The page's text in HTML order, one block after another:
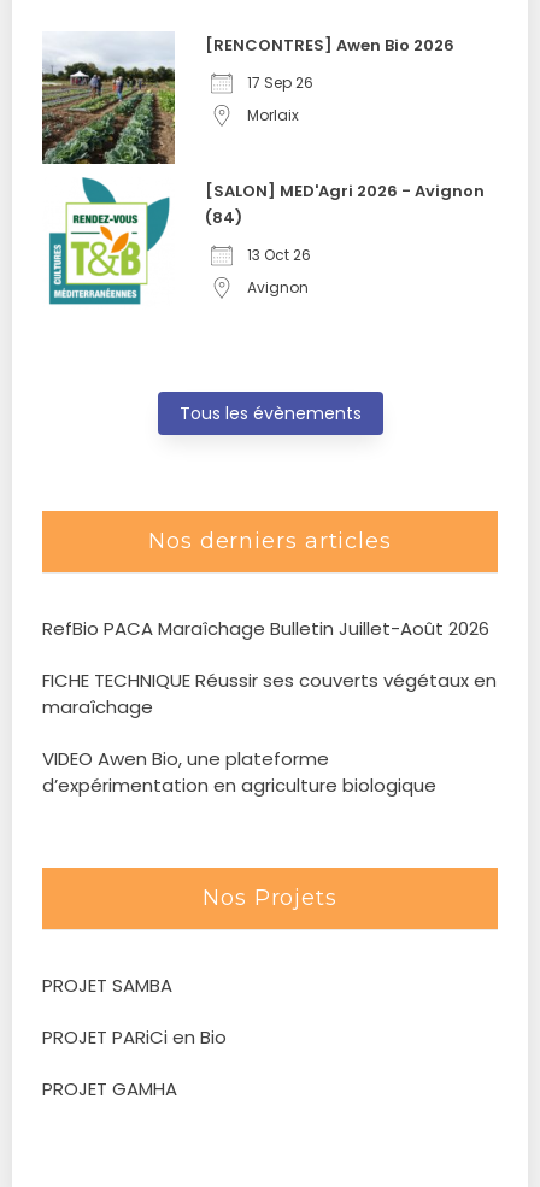
[RENCONTRES] Awen Bio 2026
17 Sep 26
Morlaix
[SALON] MED'Agri 2026 - Avignon
(84)
13 Oct 26
Avignon
Tous les évènements
Nos derniers articles
RefBio PACA Maraîchage Bulletin Juillet-Août 2026
FICHE TECHNIQUE Réussir ses couverts végétaux en
maraîchage
VIDEO Awen Bio, une plateforme
d’expérimentation en agriculture biologique
Nos Projets
PROJET SAMBA
PROJET PARiCi en Bio
PROJET GAMHA